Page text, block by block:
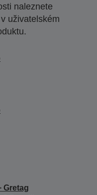
naleznete
uživatelském
Gretag